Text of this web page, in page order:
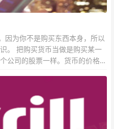
因为你不是购买东西本身，所以
。 把购买货币当做是购买某一
公司的股票一样。货币的价格直